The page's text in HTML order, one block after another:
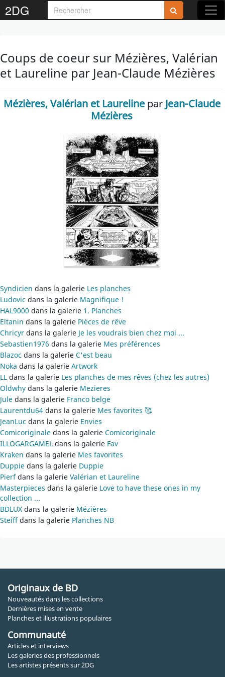
2DG
Coups de coeur sur Mézières, Valérian
et Laureline par Jean-Claude Mézières
Mézières, Valérian et Laurelinepar Jean-Claude
Mézières
Syndicien dans la galerie Les planches
Ludovic dans la galerie Magnifique !
HAL9000 dans la galerie 1. Planches
Eltanin dans la galerie Pièces de rêve
Chricyr dans la galerie Je les voudrais bien chez moi ...
Sebastien1976 dans la galerie Mes préférences
Blazoc dans la galerie C'est beau
Noka dans la galerie Artwork
LL dans la galerie Les planches de mes rêves (chez les autres)
Oldwhy dans la galerie Mezieres
Jule dans la galerie Franco belge
Laurentdu64 dans la galerie Mes favorites 🥰
JeanLuc dans la galerie Envies
Comicoriginale dans la galerie Comicoriginale
ILLOGARGAMEL dans la galerie Fav
Kraken dans la galerie Mes favorites
Duppie dans la galerie Duppie
Pierfdans la galerie Valérian et Laureline
Masterpieces dans la galerie Love to have these ones in my
collection ...
BDLUX dans la galerie Mézières
Steiffdans la galerie Planches NB
Originaux de BD
Nouveautés dans les collections
Dernières mises en vente
Planches et illustrations populaires
Communauté
Articles et interviews
Les galeries des professionnels
Les artistes présents sur 2DG